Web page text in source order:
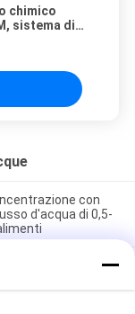
chimico
sistema di
con
d'acqua di 0,5-
di
a scarica a